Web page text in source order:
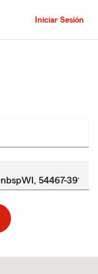
Iniciar Sesión